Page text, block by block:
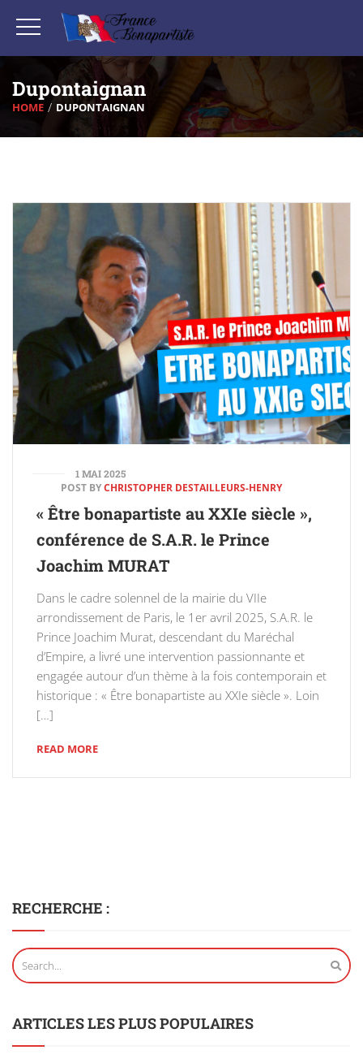
Dupontaignan
HOME DUPONTAIGNAN
1 MAI 2025
POST BYCHRISTOPHER DESTAILLEURS-HENRY
« Être bonapartiste au XXIe siècle »,
conférence de S.A.R. le Prince
Joachim MURAT
Dans le cadre solennel de la mairie du VIIe
arrondissement de Paris, le 1er avril 2025, S.A.R. le
Prince Joachim Murat, descendant du Maréchal
d’Empire, a livré une intervention passionnante et
engagée autour d’un thème à la fois contemporain et
historique : « Être bonapartiste au XXIe siècle ». Loin
[…]
READ MORE
RECHERCHE :
ARTICLES LES PLUS POPULAIRES